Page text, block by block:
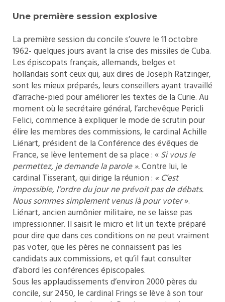
Une première session explosive
La première session du concile s’ouvre le 11 octobre
1962- quelques jours avant la crise des missiles de Cuba.
Les épiscopats français, allemands, belges et
hollandais sont ceux qui, aux dires de Joseph Ratzinger,
sont les mieux préparés, leurs conseillers ayant travaillé
d’arrache-pied pour améliorer les textes de la Curie. Au
moment où le secrétaire général, l’archevêque Pericli
Felici, commence à expliquer le mode de scrutin pour
élire les membres des commissions, le cardinal Achille
Liénart, président de la Conférence des évêques de
France, se lève lentement de sa place : «Si vous le
permettez, je demande la parole ».Contre lui, le
cardinal Tisserant, qui dirige la réunion : « C’est
impossible, l’ordre du jour ne prévoit pas de débats.
Nous sommes simplement venus là pour voter».
Liénart, ancien aumônier militaire, ne se laisse pas
impressionner. Il saisit le micro et lit un texte préparé
pour dire que dans ces conditions on ne peut vraiment
pas voter, que les pères ne connaissent pas les
candidats aux commissions, et qu’il faut consulter
d’abord les conférences épiscopales.
Sous les applaudissements d’environ 2000 pères du
concile, sur 2450, le cardinal Frings se lève à son tour